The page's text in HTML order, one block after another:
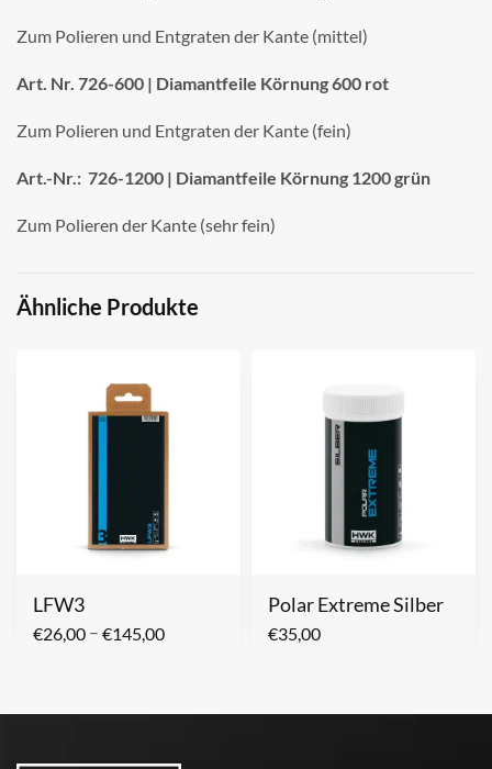
Zum Polieren und Entgraten der Kante (mittel)
Art. Nr. 726-600 | Diamantfeile Körnung 600 rot
Zum Polieren und Entgraten der Kante (fein)
Art.-Nr.: 726-1200 | Diamantfeile Körnung 1200 grün
Zum Polieren der Kante (sehr fein)
Ähnliche Produkte
LFW3
€26,00 – €145,00
Polar Extreme Silber
€35,00